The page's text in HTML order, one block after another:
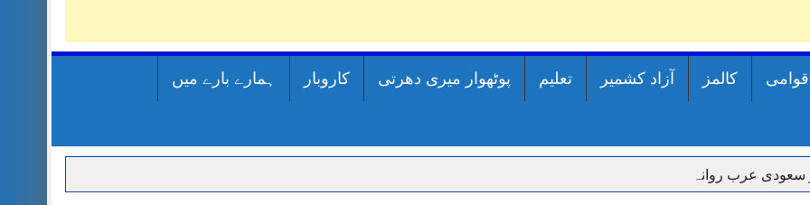
کالمز آزاد کشمیر تعلیم پوٹھوار میری دھرتی کاروبار ہمارے بارے میں
سعودی عرب روانہ